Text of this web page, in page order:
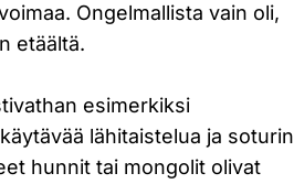
Ongelmallista vain oli,
etäältä.
esimerkiksi
lähitaistelua ja soturin
hunnit tai mongolit olivat